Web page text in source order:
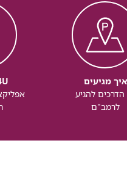
איך מגיעים
הדרכים להגיע
לרמב"ם